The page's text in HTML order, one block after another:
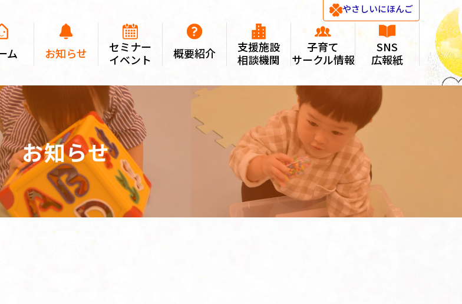
やさしいにほんご
ム お知らせ
セミナー
イベント
概要紹介
支援施設
相談機関
子育て
サークル情報
SNS
広報紙
お知らせ